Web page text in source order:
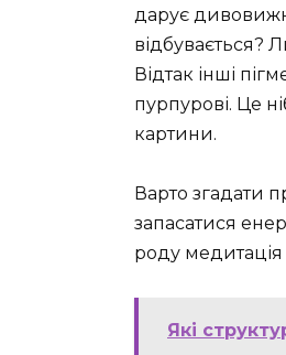
дарує
відбувається?
Відтак інші
пурпурові. Це
картини.
Варто згадати
запасатися
роду
Які